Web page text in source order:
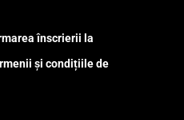
înscrierii la
și condițiile de